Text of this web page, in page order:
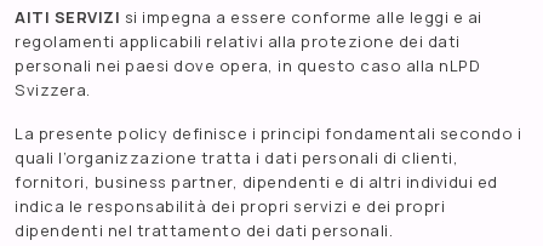
AITI SERVIZI si impegna a essere conforme alle leggi e ai
regolamenti applicabili relativi alla protezione dei dati
personali nei paesi dove opera, in questo caso alla nLPD
Svizzera.
La presente policy definisce i principi fondamentali secondo i
quali l’organizzazione tratta i dati personali di clienti,
fornitori, business partner, dipendenti e di altri individui ed
indica le responsabilità dei propri servizi e dei propri
dipendenti nel trattamento dei dati personali.